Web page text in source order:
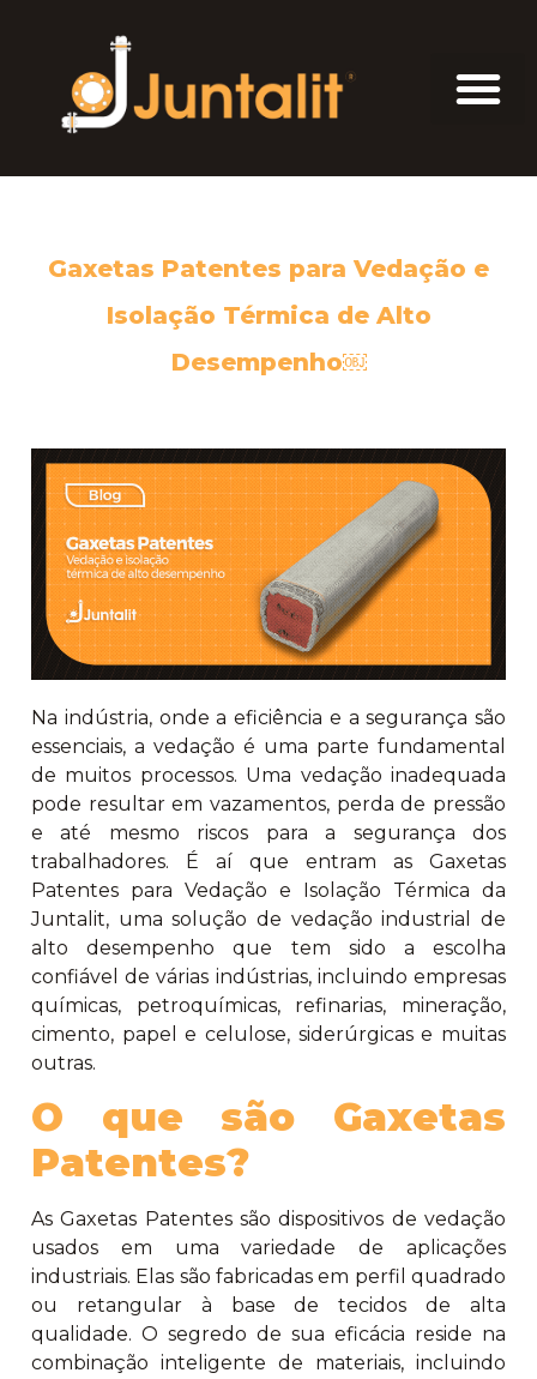
Gaxetas Patentes para Vedação e
Isolação Térmica de Alto
Desempenho￼
Na indústria, onde a eficiência e a segurança são
essenciais, a vedação é uma parte fundamental
de muitos processos. Uma vedação inadequada
pode resultar em vazamentos, perda de pressão
e até mesmo riscos para a segurança dos
trabalhadores. É aí que entram as Gaxetas
Patentes para Vedação e Isolação Térmica da
Juntalit, uma solução de vedação industrial de
alto desempenho que tem sido a escolha
confiável de várias indústrias, incluindo empresas
químicas, petroquímicas, refinarias, mineração,
cimento, papel e celulose, siderúrgicas e muitas
outras.
O que são Gaxetas
Patentes?
As Gaxetas Patentes são dispositivos de vedação
usados em uma variedade de aplicações
industriais. Elas são fabricadas em perfil quadrado
ou retangular à base de tecidos de alta
qualidade. O segredo de sua eficácia reside na
combinação inteligente de materiais, incluindo